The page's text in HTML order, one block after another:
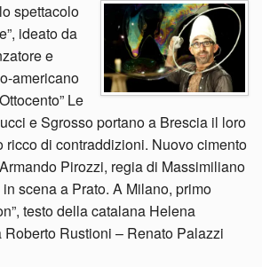
spettacolo
ideato da
e
americano
Le
e Sgrosso portano a Brescia il loro
ricco di contraddizioni. Nuovo cimento
Pirozzi, regia di Massimiliano
in scena a Prato. A Milano, primo
testo della catalana Helena
Roberto Rustioni – Renato Palazzi